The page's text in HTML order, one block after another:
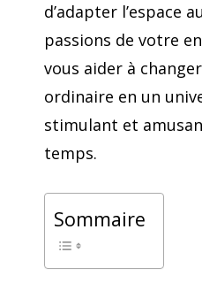
d’adapter l’espace
passions de votre
vous aider à
ordinaire en un
stimulant et
temps.
Sommaire